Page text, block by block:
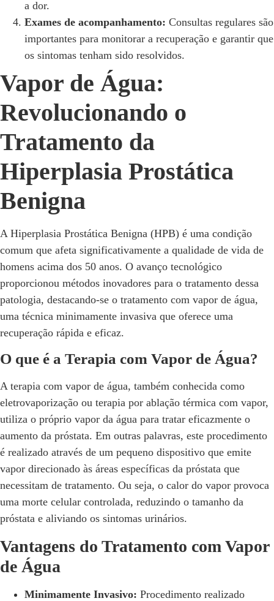
a dor.
Exames de acompanhamento: Consultas regulares são
importantes para monitorar a recuperação e garantir que
os sintomas tenham sido resolvidos.
Vapor de Água:
Revolucionando o
Tratamento da
Hiperplasia Prostática
Benigna
A Hiperplasia Prostática Benigna (HPB) é uma condição
comum que afeta significativamente a qualidade de vida de
homens acima dos 50 anos. O avanço tecnológico
proporcionou métodos inovadores para o tratamento dessa
patologia, destacando-se o tratamento com vapor de água,
uma técnica minimamente invasiva que oferece uma
recuperação rápida e eficaz.
O que é a Terapia com Vapor de Água?
A terapia com vapor de água, também conhecida como
eletrovaporização ou terapia por ablação térmica com vapor,
utiliza o próprio vapor da água para tratar eficazmente o
aumento da próstata. Em outras palavras, este procedimento
é realizado através de um pequeno dispositivo que emite
vapor direcionado às áreas específicas da próstata que
necessitam de tratamento. Ou seja, o calor do vapor provoca
uma morte celular controlada, reduzindo o tamanho da
próstata e aliviando os sintomas urinários.
Vantagens do Tratamento com Vapor
de Água
Minimamente Invasivo: Procedimento realizado